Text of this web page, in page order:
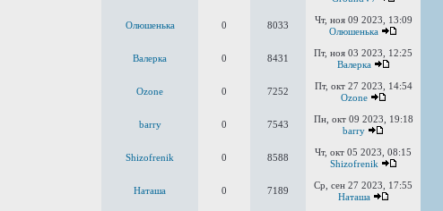
Олюшенька 0 8033
Чт, ноя 09 2023, 13:09
Олюшенька
Валерка 0 8431
Пт, ноя 03 2023, 12:25
Валерка
Ozone 0 7252
Пт, окт 27 2023, 14:54
Ozone
barry 0 7543
Пн, окт 09 2023, 19:18
barry
Shizofrenik 0 8588
Чт, окт 05 2023, 08:15
Shizofrenik
Наташа 0 7189
Ср, сен 27 2023, 17:55
Наташа